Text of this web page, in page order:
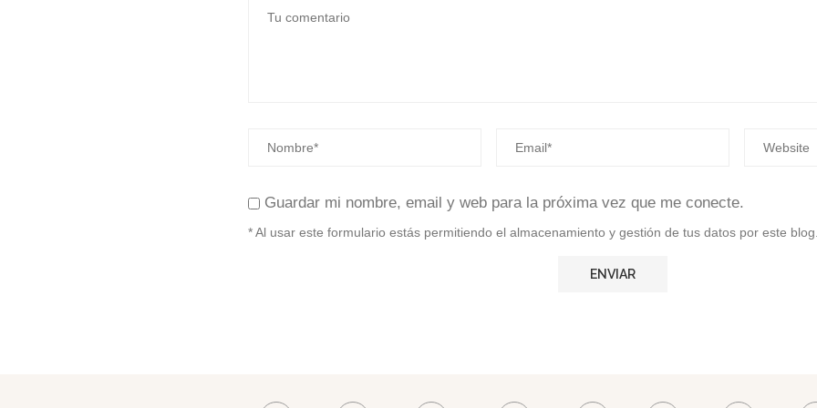
Guardar mi nombre, email y web para la próxima vez que me conecte.
* Al usar este formulario estás permitiendo el almacenamiento y gestión de tus datos por este